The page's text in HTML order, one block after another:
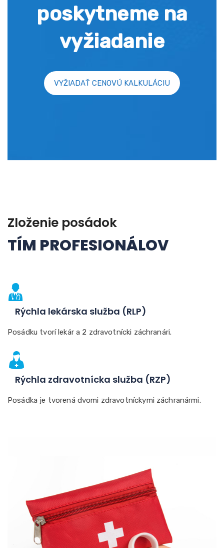
poskytneme na
vyžiadanie
VYŽIADAŤ CENOVÚ KALKULÁCIU
Zloženie posádok
TÍM PROFESIONÁLOV
Rýchla lekárska služba (RLP)
Posádku tvorí lekár a 2 zdravotnícki záchranári.
Rýchla zdravotnícka služba (RZP)
Posádka je tvorená dvomi zdravotníckymi záchranármi.